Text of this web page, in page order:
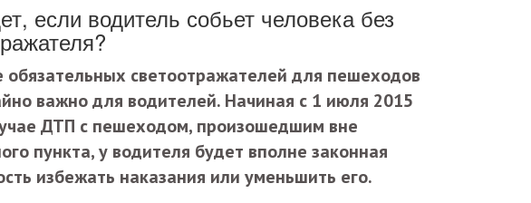
если водитель собьет человека без
обязательных светоотражателей для пешеходов
важно для водителей. Начиная с 1 июля 2015
ДТП с пешеходом, произошедшим вне
пункта, у водителя будет вполне законная
избежать наказания или уменьшить его.